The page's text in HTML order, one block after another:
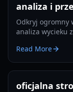
analiza i
Odkryj ogromny
analiza wycieku
Read More
oficjalna